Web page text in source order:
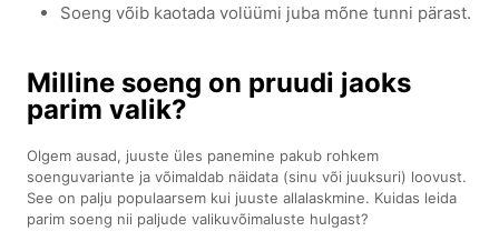
Soeng võib kaotada volüümi juba mõne tunni pärast.
Milline soeng on pruudi jaoks
parim valik?
Olgem ausad, juuste üles panemine pakub rohkem
soenguvariante ja võimaldab näidata (sinu või juuksuri) loovust.
See on palju populaarsem kui juuste allalaskmine. Kuidas leida
parim soeng nii paljude valikuvõimaluste hulgast?